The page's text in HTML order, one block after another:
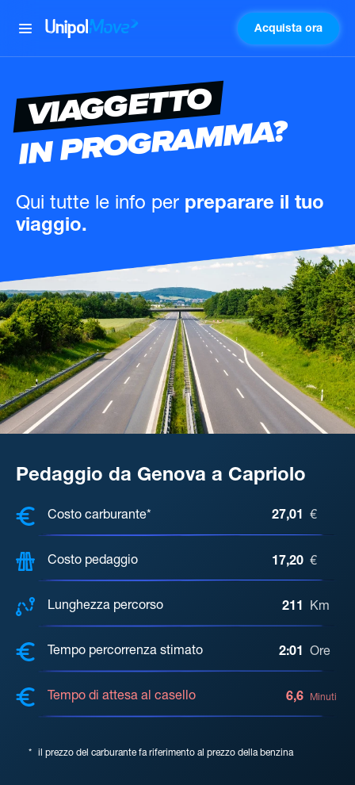
UnipolMove Acquista ora
VIAGGETTO
IN PROGRAMMA?
Qui tutte le info per preparare il tuo
viaggio.
Pedaggio da Genova a Capriolo
COSTI, DISTANZA, TEMPO DI
Costo carburante* 27,01 €
Costo pedaggio 17,20 €
Lunghezza percorso 211 Km
Tempo percorrenza stimato 2:01 Ore
Tempo di attesa al casello 6,6 Minuti
* il prezzo del carburante fa riferimento al prezzo della benzina